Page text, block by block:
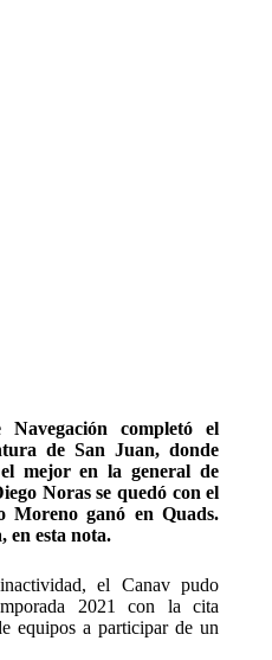
completó el
de San Juan, donde
mejor en la general de
Noras se quedó con el
Moreno ganó en Quads.
en esta nota.
el Canav pudo
2021 con la cita
equipos a participar de un